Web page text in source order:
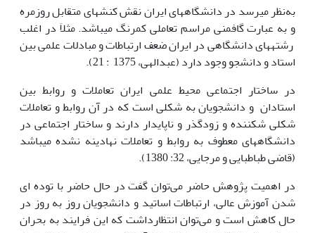
به‌نظر می­رسد در دانشگاه­های ایران نقش کنش­های متقابل روزمره
و به عبارت گافمنی مراسم تعاملی کم­رنگ می­باشد. مثلاَ در اغلب
رشته­های دانشگاهی در ایران ضعف ارتباطات و مبادلات علمی بین
استاد و دانشجو وجود دارد (عبدالهی، 1375 : 21).
در ساختار اجتماعی محیط علمی ایران تعاملات و روابط بین
استادان و دانشجویان به شکلی است که در آن روابط و تعاملات
شکلی شکننده و زودگذر و ناپایدار دارند و ساختار اجتماعی در
دانشگاه­های معطوف به­ روابط و تعاملات نهادینه نشده می­باشد
(قاضی طباطبایی و مرجایی، 32: 1380).
در اهمیت پژوهش حاضر می‌توان گفت در حال حاضر با توده ای
شدن آموزش عالی، ارتباطات اساتید و دانشجویان روز به روز در
حال کاهش است و می‌توان انتظارداشت که این فرایند به بحران